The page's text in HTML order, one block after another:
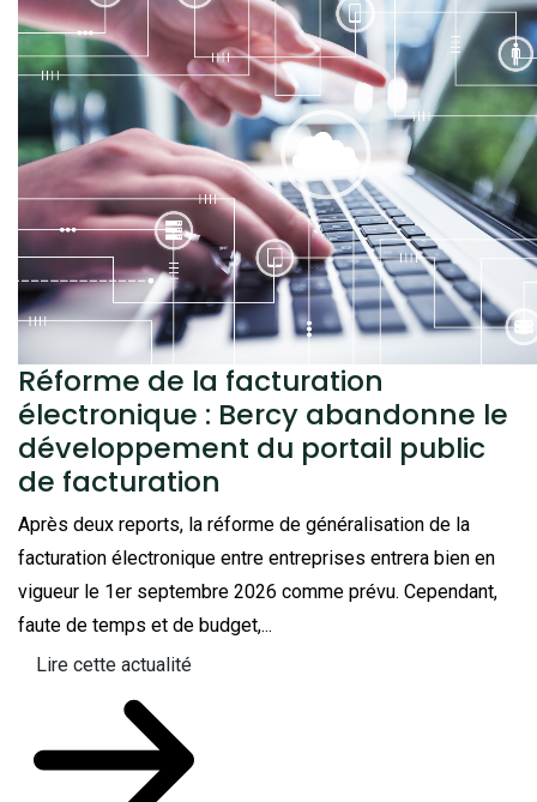
Réforme de la facturation
électronique : Bercy abandonne le
développement du portail public
de facturation
Après deux reports, la réforme de généralisation de la
facturation électronique entre entreprises entrera bien en
vigueur le 1er septembre 2026 comme prévu. Cependant,
faute de temps et de budget,...
Lire cette actualité